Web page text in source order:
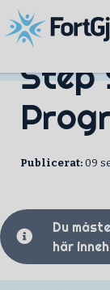
Step
Publicerat: 09
Du
här